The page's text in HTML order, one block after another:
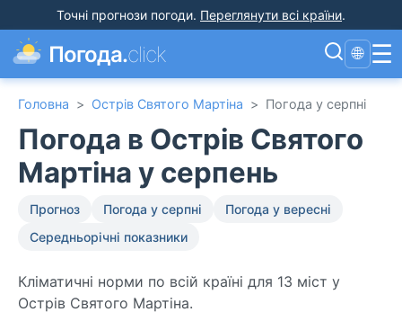
Точні прогнози погоди. Переглянути всі країни.
Погода.click 🌐 ☰
Головна > Острів Святого Мартіна > Погода у серпні
Погода в Острів Святого
Мартіна у серпень
Прогноз Погода у серпні
Погода у вересні
Середньорічні показники
Кліматичні норми по всій країні для 13 міст у
Острів Святого Мартіна.